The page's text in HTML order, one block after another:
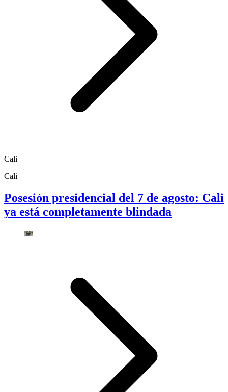
Cali
Cali
Posesión presidencial del 7 de agosto: Cali
ya está completamente blindada